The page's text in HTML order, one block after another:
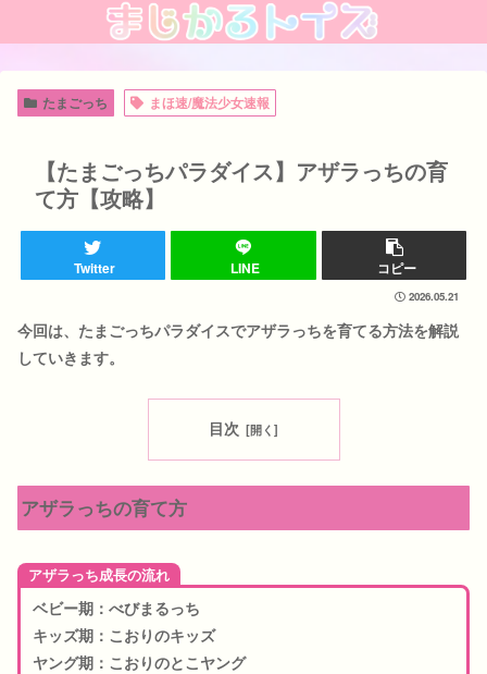
たまごっち まほ速/魔法少女速報
【たまごっちパラダイス】アザラっちの育
て方【攻略】
Twitter LINE コピー
2026.05.21
今回は、たまごっちパラダイスでアザラっちを育てる方法を解説
していきます。
目次
アザラっちの育て方
アザラっち成長の流れ
ベビー期：べびまるっち
キッズ期：こおりのキッズ
ヤング期：こおりのとこヤング